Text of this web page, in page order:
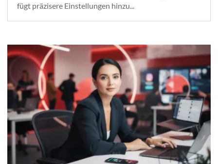
fügt präzisere Einstellungen hinzu...